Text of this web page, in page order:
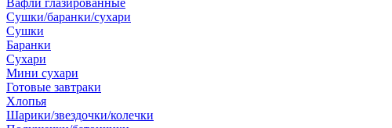
Вафли глазированные
Сушки/баранки/сухари
Сушки
Баранки
Сухари
Мини сухари
Готовые завтраки
Хлопья
Шарики/звездочки/колечки